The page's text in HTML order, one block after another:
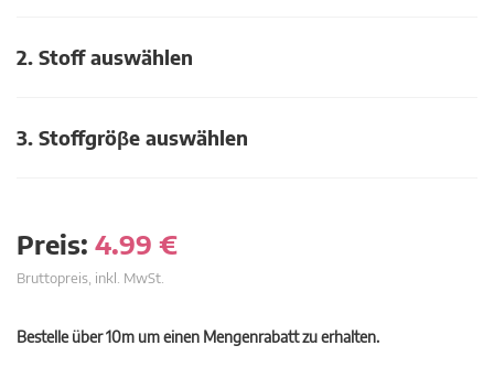
2. Stoff auswählen
3. Stoffgröβe auswählen
Preis: 4.99 €
Bruttopreis, inkl. MwSt.
Bestelle über 10m um einen Mengenrabatt zu erhalten.